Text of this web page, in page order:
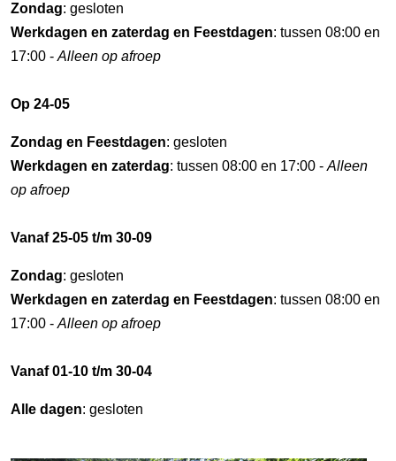
Zondag: gesloten
Werkdagen en zaterdag en Feestdagen: tussen 08:00 en
17:00 - Alleen op afroep
Op 24-05
Zondag en Feestdagen: gesloten
Werkdagen en zaterdag: tussen 08:00 en 17:00 - Alleen
op afroep
Vanaf 25-05 t/m 30-09
Zondag: gesloten
Werkdagen en zaterdag en Feestdagen: tussen 08:00 en
17:00 - Alleen op afroep
Vanaf 01-10 t/m 30-04
Alle dagen: gesloten